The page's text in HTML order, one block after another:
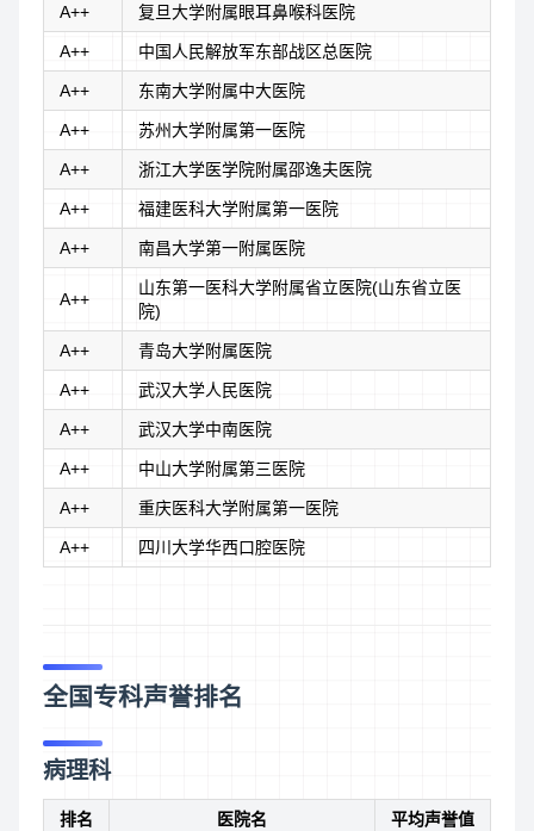
A++ 复旦大学附属眼耳鼻喉科医院
A++ 中国人民解放军东部战区总医院
A++ 东南大学附属中大医院
A++ 苏州大学附属第一医院
A++ 浙江大学医学院附属邵逸夫医院
A++ 福建医科大学附属第一医院
A++ 南昌大学第一附属医院
A++
山东第一医科大学附属省立医院(山东省立医
院)
A++ 青岛大学附属医院
A++ 武汉大学人民医院
A++ 武汉大学中南医院
A++ 中山大学附属第三医院
A++ 重庆医科大学附属第一医院
A++ 四川大学华西口腔医院
全国专科声誉排名
病理科
排名 医院名 平均声誉值